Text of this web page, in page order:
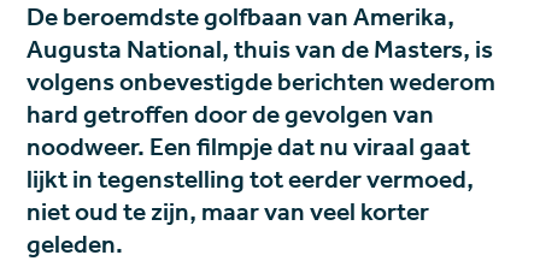
De beroemdste golfbaan van Amerika,
Augusta National, thuis van de Masters, is
volgens onbevestigde berichten wederom
hard getroffen door de gevolgen van
noodweer. Een filmpje dat nu viraal gaat
lijkt in tegenstelling tot eerder vermoed,
niet oud te zijn, maar van veel korter
geleden.